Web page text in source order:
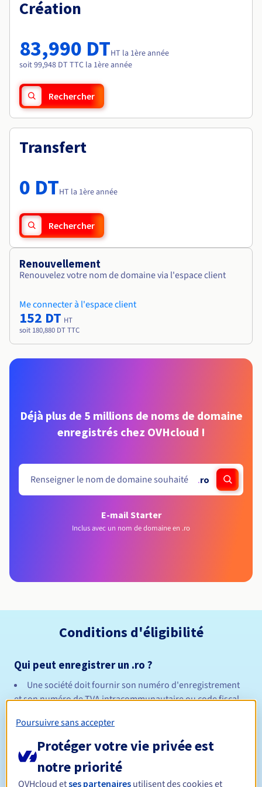
Tarifs
Roadmap & Changelog
Roadmap & Changelog
Création
83,990 DTHT la 1ère année
soit 99,948 DT TTC la 1ère année
Rechercher
Transfert
0 DTHT la 1ère année
Rechercher
Renouvellement
Renouvelez votre nom de domaine via l'espace client
Me connecter à l'espace client
152 DT HT
soit 180,880 DT TTC
Déjà plus de 5 millions de noms de domaine
enregistrés chez OVHcloud !
.ro
E-mail Starter
Inclus avec un nom de domaine en .ro
Conditions d'éligibilité
Qui peut enregistrer un .ro ?
Une société doit fournir son numéro d'enregistrement
et son numéro de TVA intracommunautaire ou code fiscal.
d'identité ou de son passeport.
Règles de gestion et notifications
Durée de réservation
Poursuivre sans accepter
Protéger votre vie privée est
notre priorité
OVHcloud etses partenaires utilisent des cookies et